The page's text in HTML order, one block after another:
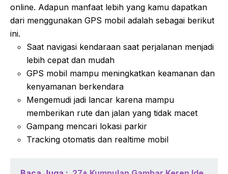
online. Adapun manfaat lebih yang kamu dapatkan
dari menggunakan GPS mobil adalah sebagai berikut
ini.
Saat navigasi kendaraan saat perjalanan menjadi
lebih cepat dan mudah
GPS mobil mampu meningkatkan keamanan dan
kenyamanan berkendara
Mengemudi jadi lancar karena mampu
memberikan rute dan jalan yang tidak macet
Gampang mencari lokasi parkir
Tracking otomatis dan realtime mobil